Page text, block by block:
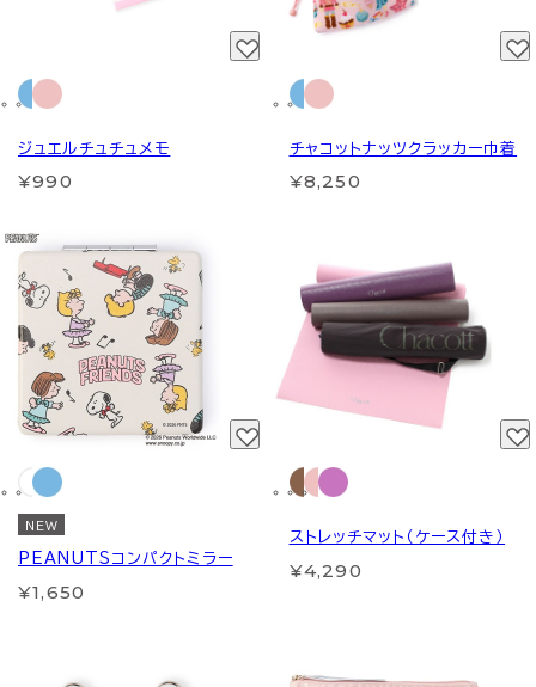
ジュエルチュチュメモ
¥990
チャコットナッツクラッカー巾着
¥8,250
NEW
PEANUTSコンパクトミラー
¥1,650
ストレッチマット（ケース付き）
¥4,290